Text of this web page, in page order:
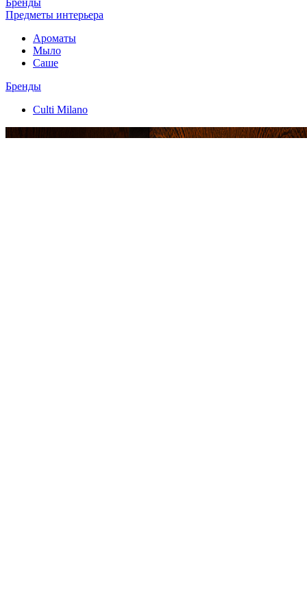
Бренды
Предметы интерьера
Ароматы
Мыло
Саше
Бренды
Culti Milano